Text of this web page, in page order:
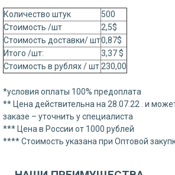
Количество штук
500
Стоимость /шт
2,5$
Стоимость доставки/ шт0,87$
Итого /шт:
3,37 $
Стоимость в рублях / шт 230,00
*условия оплаты 100% предоплата
** Цена действительна на 28.07.22 . и
заказе – уточнить у специалиста
*** Цена в России от 1000 рублей
**** Стоимость указана при Оптовой